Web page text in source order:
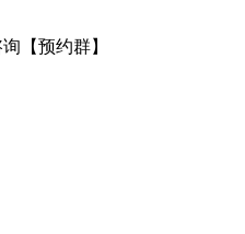
【预约群】